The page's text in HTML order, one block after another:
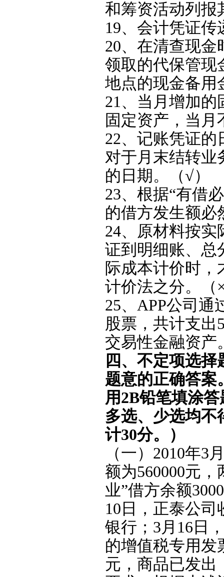
和筹资活动列报
19、会计凭证
20、在清查现
领取的代保管现
地点的现金备用
21、当月增加
固定资产，当
22、记账凭证
对于月末结转业
的日期。（√）
23、根据“有借
的借方发生额必
24、原材料按
证到明细账、总
际成本计价时
计价法之分。（
25、APP公司通
股票，共计支出
交易性金融资产
四、不定项选
题意的正确答案
用2B铅笔填涂
多选、少选均不
计30分。）
（一）2010年3
额为560000元
业”借方余额
10日，正泰公司
银行；3月16日
的增值税专用发
元，商品已发出